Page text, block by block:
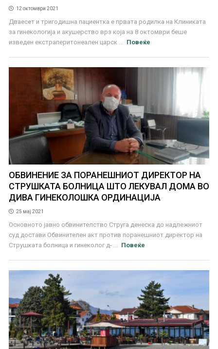
12 октомври 2021
Дваесет и тригодишна пациентка е првата родилка на Клиниката
за гинекологија и акушерство врз која на 8 октомври беше
изведен екстраперитонеален царск ...
Повеќе
ОБВИНЕНИЕ ЗА ПОРАНЕШНИОТ ДИРЕКТОР НА
СТРУШКАТА БОЛНИЦА ШТО ЛЕКУВАЛ ДОМА ВО
ДИВА ГИНЕКОЛОШКА ОРДИНАЦИЈА
25 мај 2021
Основното јавно обвинителство Струга денеска до надлежниот
суд достави Обвинителен акт против поранешниот директор на
Струшката болница и гинеколог д- ...
Повеќе